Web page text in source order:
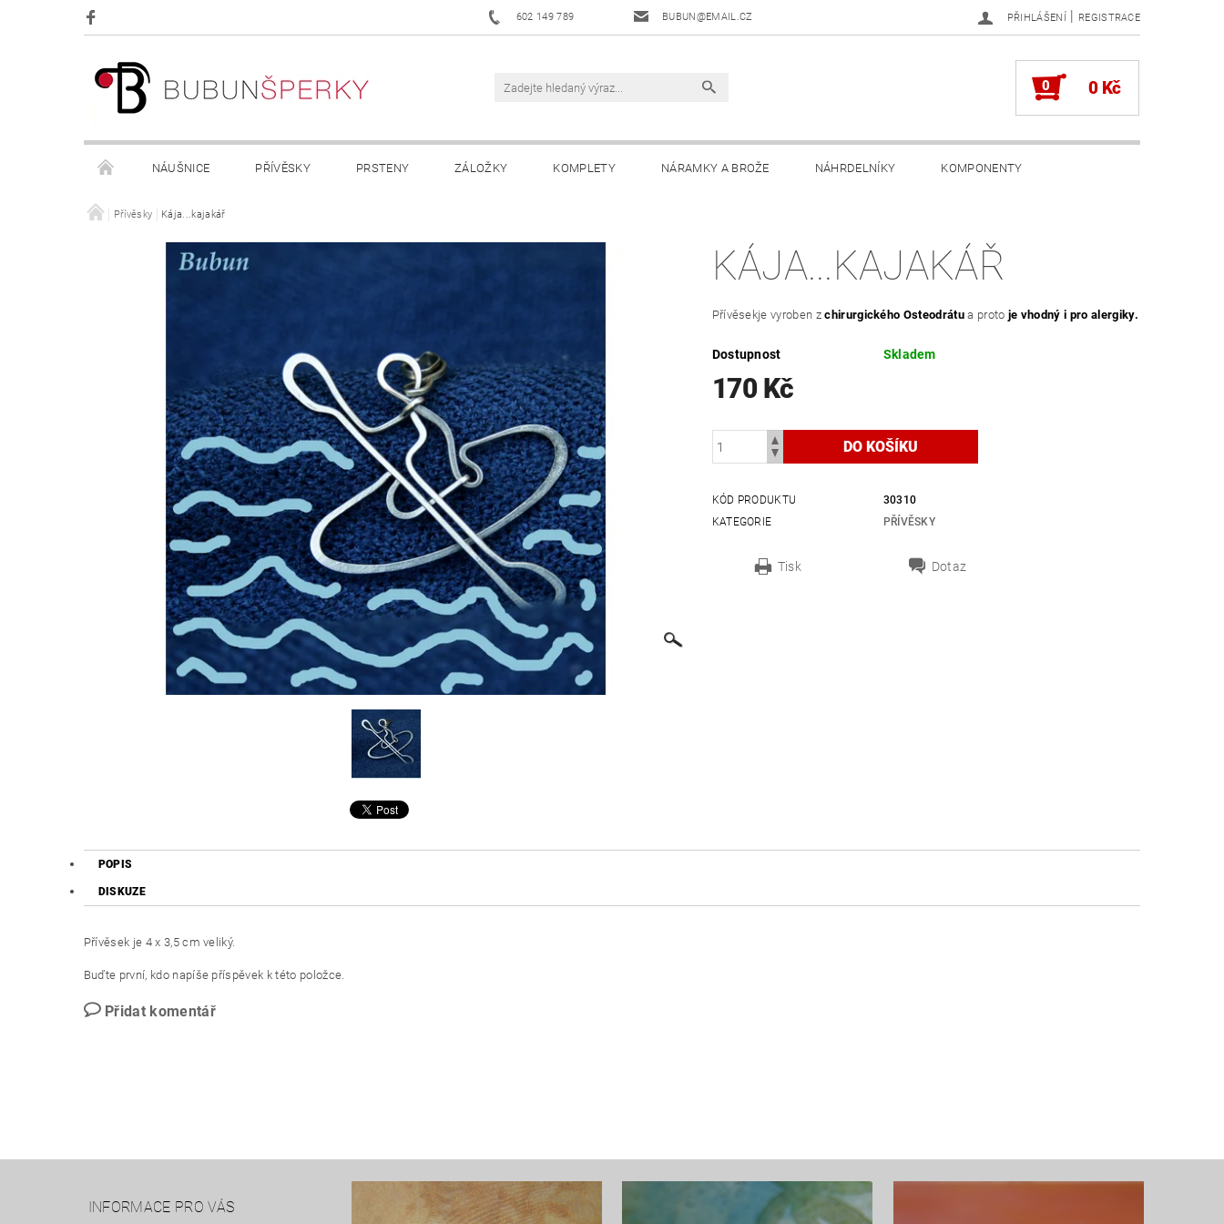
602 149 789 BUBUN@EMAIL.CZ PŘIHLÁŠENÍ | REGISTRACE
0 0 Kč
NÁUŠNICE PŘÍVĚSKY PRSTENY ZÁLOŽKY KOMPLETY NÁRAMKY A BROŽE NÁHRDELNÍKY KOMPONENTY
OBCHODNÍ PODMÍNKY
Přívěsky Kája...kajakář
KÁJA...KAJAKÁŘ
Přívěsekje vyroben zchirurgického Osteodrátua proto je vhodný i pro alergiky.
Dostupnost Skladem
170 Kč
KÓD PRODUKTU
30310
KATEGORIE
PŘÍVĚSKY
Tisk Dotaz
POPIS
DISKUZE
Přívěsek je 4 x 3,5 cm veliký.
Buďte první, kdo napíše příspěvek k této položce.
Přidat komentář
INFORMACE PRO VÁS